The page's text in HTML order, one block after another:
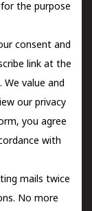
the purpose
consent and
link at the
. We value and
our privacy
you agree
with
mails twice
No more